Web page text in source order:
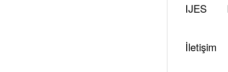
IJES
İletişim